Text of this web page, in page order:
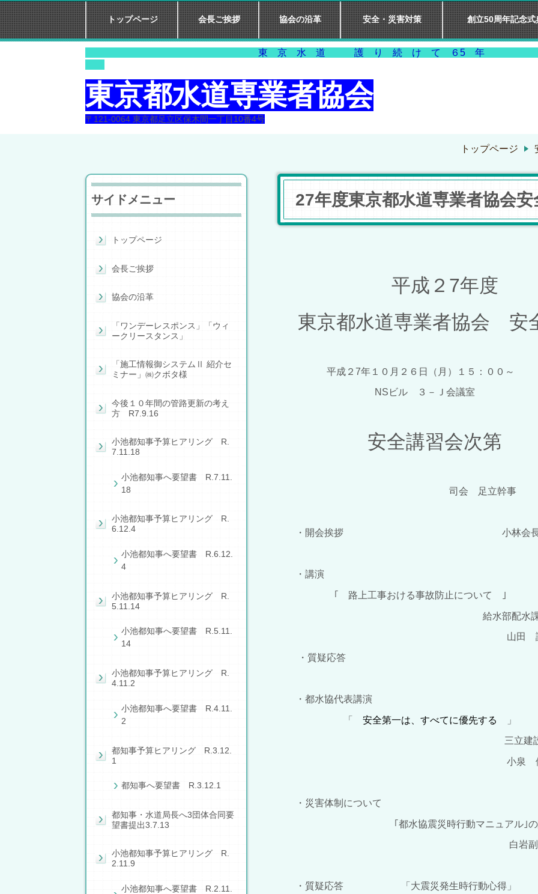
トップページ 会長ご挨拶 協会の沿革 安全・災害対策 創立50周年記念式
東 京 水 道 護 り 続 け
東京都水道専業者協会
〒121-0064 東京都足立区保木間一丁目10番4号
トップページ
27年度東京都水道専業者協会
平成２ 7年度
東京都水道専業者協会 安
平成２ 7年１０月２６日（月）１５：００～
NS ビル ３－Ｊ会議室
安全講習会次第
司会 足立幹事
・開会挨拶 小林会
・講演
｢ 路上工事おける事故防止について ｣
給水部配水課工事調
山田 誠
・質疑応答
・都水協代表講演
「 安全第一は、すべてに優先する 」
三立建設株式
小泉 修一
・災害体制について
｢都水協震災時行動マニュアル｣
白岩副会
・質疑応答 「大震災発生時行動心得」
サイドメニュー
トップページ
会長ご挨拶
協会の沿革
「ワンデーレスポンス」「ウィ
ークリースタンス」
「施工情報御システムⅡ 紹介セ
ミナー」㈱クボタ様
今後１０年間の管路更新の考え
方 R7.9.16
小池都知事予算ヒアリング R.
7.11.18
小池都知事へ要望書 R.7.11.
18
小池都知事予算ヒアリング R.
6.12.4
小池都知事へ要望書 R.6.12.
4
小池都知事予算ヒアリング R.
5.11.14
小池都知事へ要望書 R.5.11.
14
小池都知事予算ヒアリング R.
4.11.2
小池都知事へ要望書 R.4.11.
2
都知事予算ヒアリング R.3.12.
1
都知事へ要望書 R.3.12.1
都知事・水道局長へ3団体合同要
望書提出3.7.13
小池都知事予算ヒアリング R.
2.11.9
小池都知事へ要望書 R.2.11.